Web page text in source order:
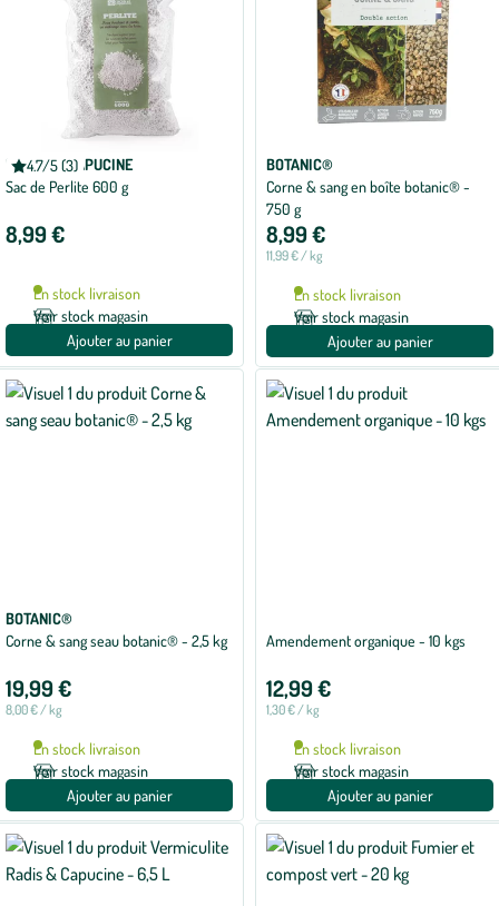
4.7/5 (3)
Note
moyenne
sur
5
RADIS ET CAPUCINE
Sac de Perlite 600 g
8,99 €
En stock livraison
Voir stock magasin
Ajouter au panier
BOTANIC®
Corne & sang en boîte botanic® -
750 g
8,99 €
11,99 € / kg
En stock livraison
Voir stock magasin
Ajouter au panier
BOTANIC®
Corne & sang seau botanic® - 2,5 kg
19,99 €
8,00 € / kg
En stock livraison
Voir stock magasin
Ajouter au panier
Amendement organique - 10 kgs
12,99 €
1,30 € / kg
En stock livraison
Voir stock magasin
Ajouter au panier